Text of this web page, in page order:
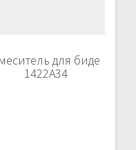
для биде
1422A34